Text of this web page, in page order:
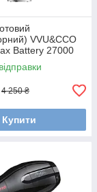
VVU&CCO
Battery 27000
(CFJ-5P-WT)
4 250 ₴
Купити